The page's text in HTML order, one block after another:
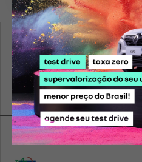
Ver unidades
SIGA-NOS: